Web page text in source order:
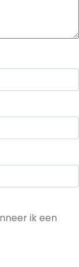
ik een